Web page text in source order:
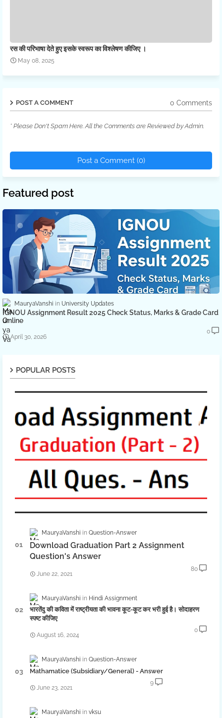
रस की परिभाषा देते हुए इसके स्वरूप का विश्लेषण कीजिए ।
May 08, 2025
POST A COMMENT 0 Comments
* Please Don't Spam Here. All the Comments are Reviewed by Admin.
Post a Comment (0)
Featured post
MauryaVanshi University Updates
IGNOU Assignment Result 2025 Check Status, Marks & Grade Card
Online
April 30, 2026
0
POPULAR POSTS
MauryaVanshi Question-Answer
Download Graduation Part 2 Assignment
Question's Answer
June 22, 2021
80
MauryaVanshi Hindi Assignment
भारतेंदु की कविता में राष्ट्रीयता की भावना कूट-कूट कर भरी हुई है। सोदाहरण
स्पष्ट कीजिए
August 16, 2024
0
MauryaVanshi Question-Answer
Mathamatice (Subsidiary/General) - Answer
June 23, 2021
9
MauryaVanshi vksu